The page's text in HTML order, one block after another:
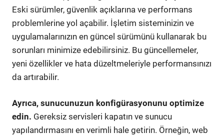
Eski sürümler, güvenlik açıklarına ve performans
problemlerine yol açabilir. İşletim sisteminizin ve
uygulamalarınızın en güncel sürümünü kullanarak bu
sorunları minimize edebilirsiniz. Bu güncellemeler,
yeni özellikler ve hata düzeltmeleriyle performansınızı
da artırabilir.
Ayrıca, sunucunuzun konfigürasyonunu optimize
edin. Gereksiz servisleri kapatın ve sunucu
yapılandırmasını en verimli hale getirin. Örneğin, web